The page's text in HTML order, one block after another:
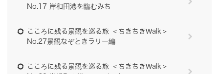
No.17 岸和田港を臨むみち
こころに残る景観を巡る旅 ＜ちきちきWalk＞
No.27景観なぞときラリー編
こころに残る景観を巡る旅 ＜ちきちきWalk＞